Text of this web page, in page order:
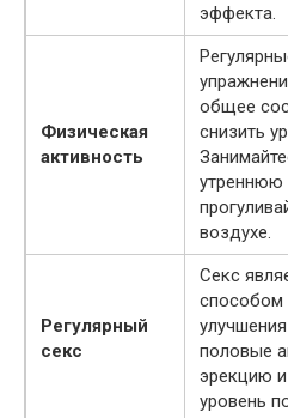
эффекта.
Физическая
активность
общее
снизить
утреннюю
воздухе.
Регулярный
секс
Секс
способом
половые
эрекцию
уровень